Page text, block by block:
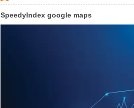
SpeedyIndex google maps